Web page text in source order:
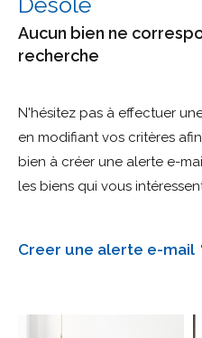
Aucun bien ne
recherche
N'hésitez pas à effectuer
en modifiant vos critères
bien à créer une alerte e-
les biens qui vous
Creer une alerte e-mail
bien
Ville
Budget
Surface
Surface
Pièces